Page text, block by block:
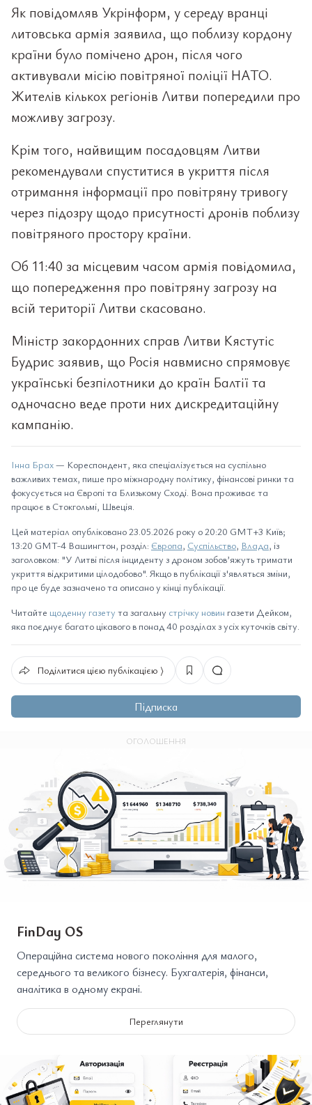
Як повідомляв Укрінформ, у середу вранці
литовська армія заявила, що поблизу кордону
країни було помічено дрон, після чого
активували місію повітряної поліції НАТО.
Жителів кількох регіонів Литви попередили про
можливу загрозу.
Крім того, найвищим посадовцям Литви
рекомендували спуститися в укриття після
отримання інформації про повітряну тривогу
через підозру щодо присутності дронів поблизу
повітряного простору країни.
Об 11:40 за місцевим часом армія повідомила,
що попередження про повітряну загрозу на
всій території Литви скасовано.
Міністр закордонних справ Литви Кястутіс
Будрис заявив, що Росія навмисно спрямовує
українські безпілотники до країн Балтії та
одночасно веде проти них дискредитаційну
кампанію.
Інна Брах— Кореспондент, яка спеціалізується на суспільно
важливих темах, пише про міжнародну політику, фінансові ринки та
фокусується на Європі та Близькому Сході. Вона проживає та
працює в Стокгольмі, Швеція.
Цей матеріал опубліковано 23.05.2026 року о 20:20 GMT+3 Київ;
13:20 GMT-4 Вашингтон, розділ: Європа, Суспільство, Влада, із
заголовком: "У Литві після інциденту з дроном зобов’яжуть тримати
укриття відкритими цілодобово". Якщо в публікації з'являться зміни,
про це буде зазначено та описано у кінці публікації.
Читайте щоденну газету та загальну стрічку новин газети Дейком,
яка поєднує багато цікавого в понад 40 розділах з усіх куточків світу.
Поділитися цією публікацією ⟩
Підписка
ОГОЛОШЕННЯ
FinDay OS
Операційна система нового покоління для малого,
середнього та великого бізнесу. Бухгалтерія, фінанси,
аналітика в одному екрані.
Переглянути